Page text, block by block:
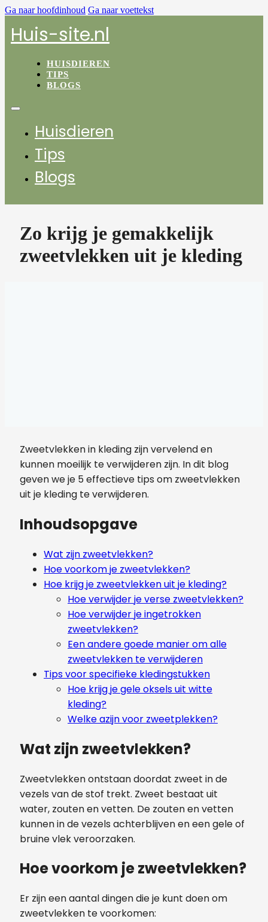
Ga naar hoofdinhoud Ga naar voettekst
Huis-site.nl
HUISDIEREN
TIPS
BLOGS
Huisdieren
Tips
Blogs
Zo krijg je gemakkelijk
zweetvlekken uit je kleding
Zweetvlekken in kleding zijn vervelend en
kunnen moeilijk te verwijderen zijn. In dit blog
geven we je 5 effectieve tips om zweetvlekken
uit je kleding te verwijderen.
Inhoudsopgave
Wat zijn zweetvlekken?
Hoe voorkom je zweetvlekken?
Hoe krijg je zweetvlekken uit je kleding?
Hoe verwijder je verse zweetvlekken?
Hoe verwijder je ingetrokken
zweetvlekken?
Een andere goede manier om alle
zweetvlekken te verwijderen
Tips voor specifieke kledingstukken
Hoe krijg je gele oksels uit witte
kleding?
Welke azijn voor zweetplekken?
Wat zijn zweetvlekken?
Zweetvlekken ontstaan doordat zweet in de
vezels van de stof trekt. Zweet bestaat uit
water, zouten en vetten. De zouten en vetten
kunnen in de vezels achterblijven en een gele of
bruine vlek veroorzaken.
Hoe voorkom je zweetvlekken?
Er zijn een aantal dingen die je kunt doen om
zweetvlekken te voorkomen: